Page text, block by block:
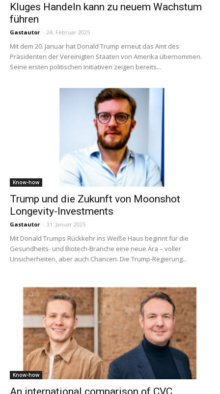
Kluges Handeln kann zu neuem Wachstum
führen
Gastautor - 24. Februar 2025
Mit dem 20. Januar hat Donald Trump erneut das Amt des
Präsidenten der Vereinigten Staaten von Amerika übernommen.
Seine ersten politischen Initiativen zeigen bereits...
Know-how
Trump und die Zukunft von Moonshot
Longevity-Investments
Gastautor - 31. Januar 2025
Mit Donald Trumps Rückkehr ins Weiße Haus beginnt für die
Gesundheits- und Biotech-Branche eine neue Ära – voller
Unsicherheiten, aber auch Chancen. Die Trump-Regierung...
Know-how
An international comparison of CVC